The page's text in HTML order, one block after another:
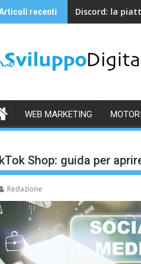
recenti Discord: la
WEB MARKETING
Shop: guida per
Redazione